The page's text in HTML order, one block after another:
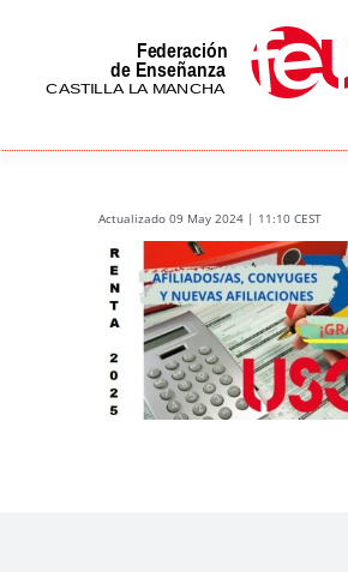
content
Actualizado 09 May 2024 | 11:10 CEST